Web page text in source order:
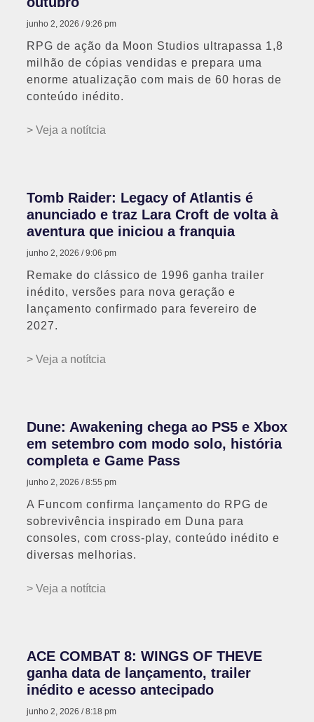
junho 2, 2026 9:26 pm
RPG de ação da Moon Studios ultrapassa 1,8
milhão de cópias vendidas e prepara uma
enorme atualização com mais de 60 horas de
conteúdo inédito.
> Veja a notítcia
Tomb Raider: Legacy of Atlantis é
anunciado e traz Lara Croft de volta à
aventura que iniciou a franquia
junho 2, 2026 9:06 pm
Remake do clássico de 1996 ganha trailer
inédito, versões para nova geração e
lançamento confirmado para fevereiro de
2027.
> Veja a notítcia
Dune: Awakening chega ao PS5 e Xbox
em setembro com modo solo, história
completa e Game Pass
junho 2, 2026 8:55 pm
A Funcom confirma lançamento do RPG de
sobrevivência inspirado em Duna para
consoles, com cross-play, conteúdo inédito e
diversas melhorias.
> Veja a notítcia
ACE COMBAT 8: WINGS OF THEVE
ganha data de lançamento, trailer
inédito e acesso antecipado
junho 2, 2026 8:18 pm